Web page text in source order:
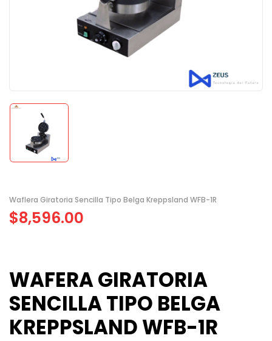
Waflera Giratoria Sencilla Tipo Belga Kreppsland WFB-1R
$8,596.00
WAFERA GIRATORIA
SENCILLA TIPO BELGA
KREPPSLAND WFB-1R